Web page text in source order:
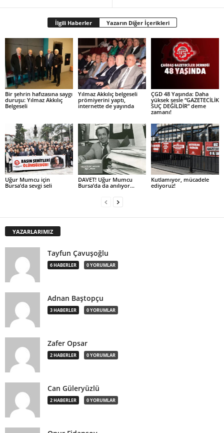
İlgili Haberler Yazarın Diğer İçerikleri
Bir şehrin hafızasına saygı
duruşu: Yılmaz Akkılıç
Belgeseli
Yılmaz Akkılıç belgeseli
prömiyerini yaptı,
internette de yayında
ÇGD 48 Yaşında: Daha
yüksek sesle “GAZETECİLİK
SUÇ DEĞİLDİR” deme
zamanı!
Uğur Mumcu için
Bursa’da sevgi seli
DAVET! Uğur Mumcu
Bursa’da da anılıyor…
Kutlamıyor, mücadele
ediyoruz!
YAZARLARIMIZ
Tayfun Çavuşoğlu
6 HABERLER 0 YORUMLAR
Adnan Baştopçu
3 HABERLER 0 YORUMLAR
Zafer Opsar
2 HABERLER 0 YORUMLAR
Can Güleryüzlü
2 HABERLER 0 YORUMLAR